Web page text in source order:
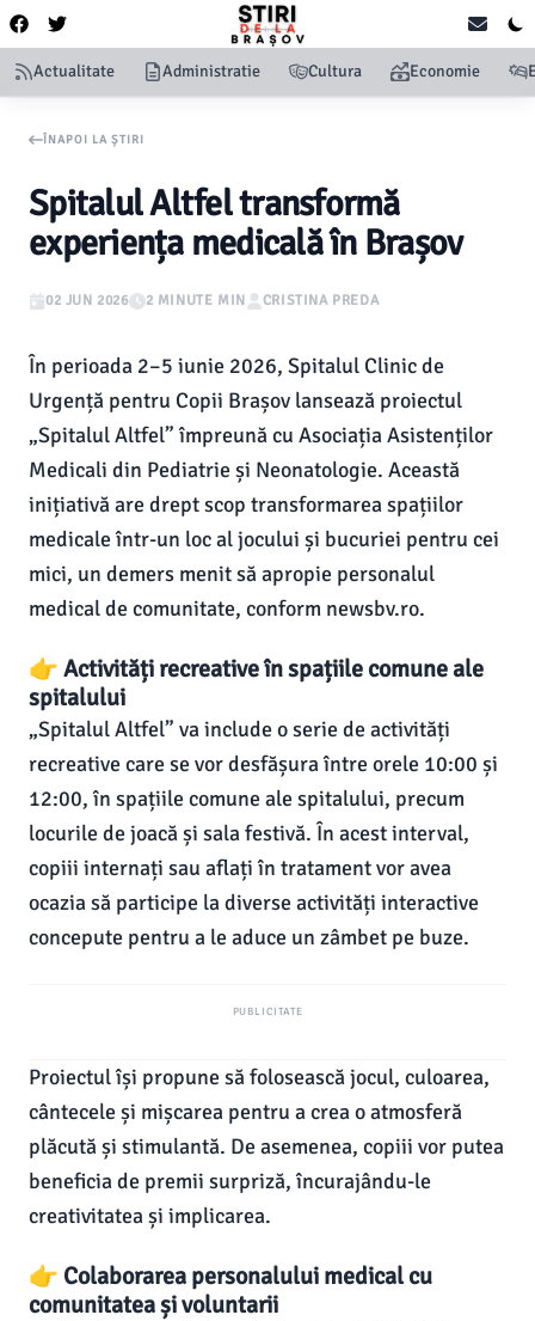
Actualitate Administratie Cultura Economie
ÎNAPOI LA ȘTIRI
Spitalul Altfel transformă
experiența medicală în Brașov
02 JUN 2026 2 MINUTE MIN CRISTINA PREDA
În perioada 2–5 iunie 2026, Spitalul Clinic de
Urgență pentru Copii Brașov lansează proiectul
„Spitalul Altfel” împreună cu Asociația Asistenților
Medicali din Pediatrie și Neonatologie. Această
inițiativă are drept scop transformarea spațiilor
medicale într-un loc al jocului și bucuriei pentru cei
mici, un demers menit să apropie personalul
medical de comunitate, conform newsbv.ro.
👉 Activități recreative în spațiile comune ale
spitalului
„Spitalul Altfel” va include o serie de activități
recreative care se vor desfășura între orele 10:00 și
12:00, în spațiile comune ale spitalului, precum
locurile de joacă și sala festivă. În acest interval,
copiii internați sau aflați în tratament vor avea
ocazia să participe la diverse activități interactive
concepute pentru a le aduce un zâmbet pe buze.
PUBLICITATE
Proiectul își propune să folosească jocul, culoarea,
cântecele și mișcarea pentru a crea o atmosferă
plăcută și stimulantă. De asemenea, copiii vor putea
beneficia de premii surpriză, încurajându-le
creativitatea și implicarea.
👉 Colaborarea personalului medical cu
comunitatea și voluntarii